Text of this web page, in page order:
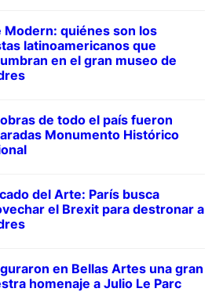
Modern: quiénes son los
latinoamericanos que
en el gran museo de
de todo el país fueron
Monumento Histórico
del Arte: París busca
el Brexit para destronar a
en Bellas Artes una gran
homenaje a Julio Le Parc